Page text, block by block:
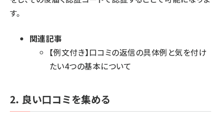
す。
関連記事
【例文付き】口コミの返信の具体例と気を付け
たい4つの基本について
2. 良い口コミを集める